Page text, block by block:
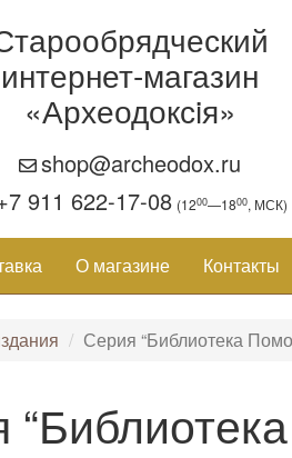
интернет-магазин
«Археодоксiя»
shop@archeodox.ru
911 622-17-08 (1200—1800, МСК)
О магазине Контакты
Серия “Библиотека